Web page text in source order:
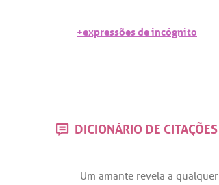
+expressões de incógnito
DICIONÁRIO DE CITAÇÕES
Um amante revela a qualquer